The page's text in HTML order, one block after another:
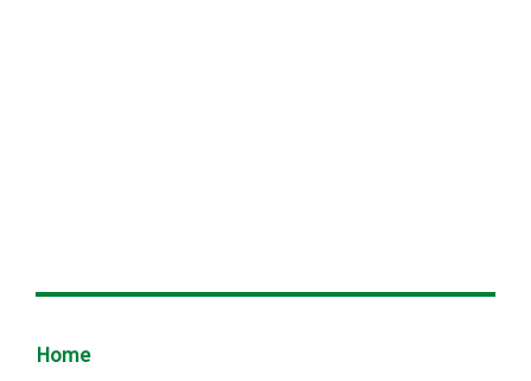
Footer
Home